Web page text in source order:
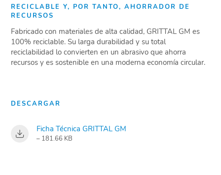
RECICLABLE Y, POR TANTO, AHORRADOR DE
RECURSOS
Fabricado con materiales de alta calidad, GRITTAL GM es
100% reciclable. Su larga durabilidad y su total
reciclabilidad lo convierten en un abrasivo que ahorra
recursos y es sostenible en una moderna economía circular.
DESCARGAR
Ficha Técnica GRITTAL GM
– 181.66 KB